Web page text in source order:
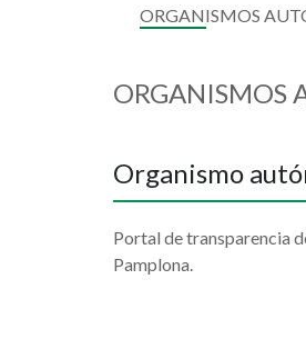
ORGANISMOS
ORGANISMOS
Organismo
Portal de transparencia
Pamplona.